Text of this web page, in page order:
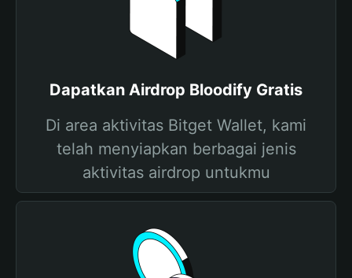
Dapatkan Airdrop Bloodify Gratis
Di area aktivitas Bitget Wallet, kami
telah menyiapkan berbagai jenis
aktivitas airdrop untukmu